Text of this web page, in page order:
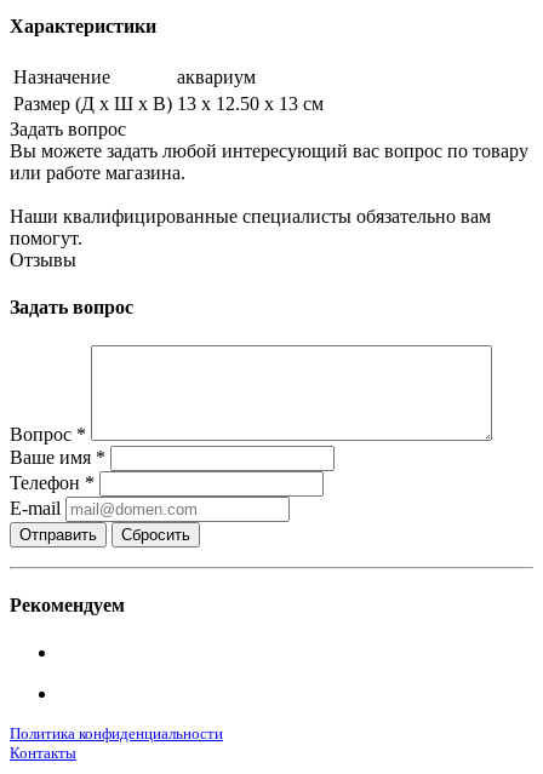
Характеристики
Назначение
аквариум
Размер (Д х Ш х В) 13 х 12.50 х 13 см
Задать вопрос
Вы можете задать любой интересующий вас вопрос по товару
или работе магазина.
Наши квалифицированные специалисты обязательно вам
помогут.
Отзывы
Задать вопрос
Вопрос *
Ваше имя *
Телефон *
E-mail
Сбросить
Рекомендуем
Политика конфиденциальности
Контакты